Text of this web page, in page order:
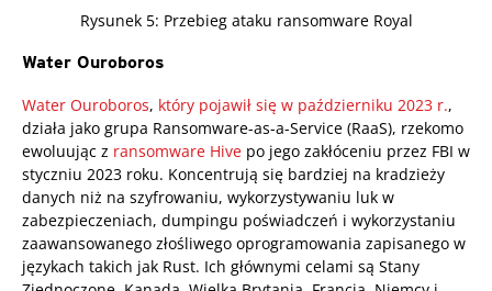
Rysunek 5: Przebieg ataku ransomware Royal
Water Ouroboros
Water Ouroboros, który pojawił się w październiku 2023 r.,
działa jako grupa Ransomware-as-a-Service (RaaS), rzekomo
ewoluując z ransomware Hive po jego zakłóceniu przez FBI w
styczniu 2023 roku. Koncentrują się bardziej na kradzieży
danych niż na szyfrowaniu, wykorzystywaniu luk w
zabezpieczeniach, dumpingu poświadczeń i wykorzystaniu
zaawansowanego złośliwego oprogramowania zapisanego w
językach takich jak Rust. Ich głównymi celami są Stany